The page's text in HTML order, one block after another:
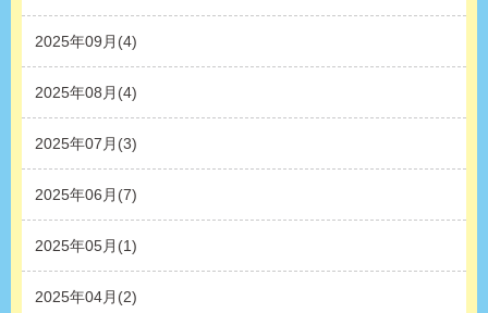
2025年09月(4)
2025年08月(4)
2025年07月(3)
2025年06月(7)
2025年05月(1)
2025年04月(2)